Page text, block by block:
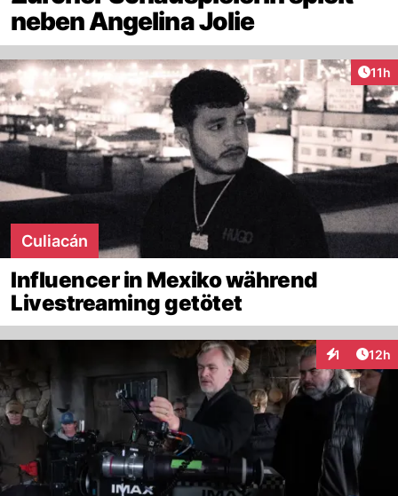
neben Angelina Jolie
11h
Culiacán
Influencer in Mexiko während
Livestreaming getötet
1 12h